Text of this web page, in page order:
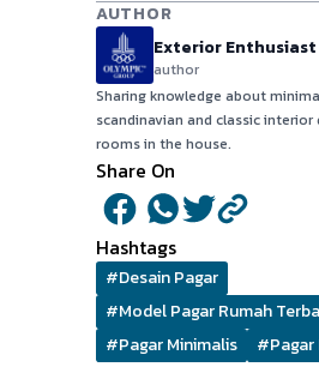
AUTHOR
Exterior Enthusiast
author
Sharing knowledge about
scandinavian and classic
rooms in the house.
Share On
Hashtags
#Desain Pagar
#Model Pagar Rumah
#Pagar Minimalis
#Pagar
Rak Sepatu
SR 004